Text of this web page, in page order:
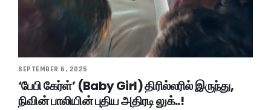
SEPTEMBER 6, 2025
‘பேபி கேர்ள்’ (Baby Girl) திரில்லரில் இருந்து,
நிவின் பாலியின் புதிய அதிரடி லுக்..!